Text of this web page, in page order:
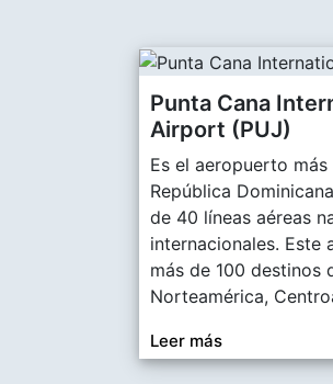
Punta Cana
Airport (PUJ)
Es el aeropuerto
República
de 40 líneas aéreas
internacionales. Este
más de 100 destinos
Norteamérica,
Leer más